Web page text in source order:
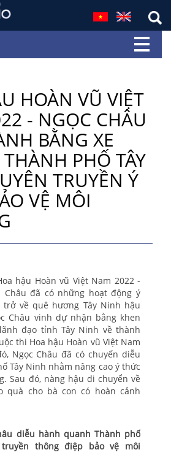
HOÀN VŨ VIỆT
- NGỌC CHÂU
BẰNG XE
PHỐ TÂY
TRUYỀN Ý
VỆ MÔI
hậu Hoàn vũ Việt Nam 2022 -
Châu đã có những hoạt động ý
trở về quê hương Tây Ninh hậu
Châu vinh dự nhận bằng khen
đạo tỉnh Tây Ninh về thành
thi Hoa hậu Hoàn vũ Việt Nam
Ngọc Châu đã có chuyến diễu
Tây Ninh nhằm nâng cao ý thức
Sau đó, nàng hậu di chuyển về
quà cho bà con có hoàn cảnh
diễu hành quanh Thành phố
thông điệp bảo vệ môi